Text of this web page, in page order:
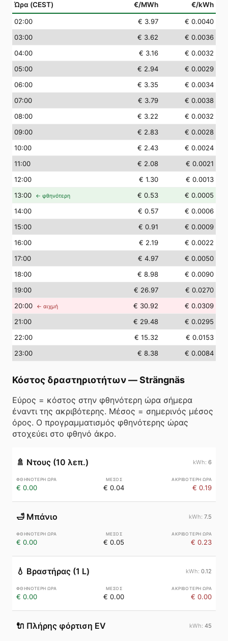
Ώρα (CEST) €/MWh €/kWh
02:00 € 3.97
€ 0.0040
03:00 € 3.62
€ 0.0036
04:00 € 3.16
€ 0.0032
05:00 € 2.94
€ 0.0029
06:00 € 3.35
€ 0.0034
07:00 € 3.79
€ 0.0038
08:00 € 3.22
€ 0.0032
09:00 € 2.83
€ 0.0028
10:00 € 2.43
€ 0.0024
11:00 € 2.08
€ 0.0021
12:00 € 1.30
€ 0.0013
13:00 ← φθηνότερη € 0.53
€ 0.0005
14:00 € 0.57
€ 0.0006
15:00 € 0.91
€ 0.0009
16:00 € 2.19
€ 0.0022
17:00 € 4.97
€ 0.0050
18:00 € 8.98
€ 0.0090
19:00 € 26.97
€ 0.0270
20:00 ← αιχμή € 30.92
€ 0.0309
21:00 € 29.48
€ 0.0295
22:00 € 15.32
€ 0.0153
23:00 € 8.38 € 0.0084
Κόστος δραστηριοτήτων—Strängnäs
Εύρος = κόστος στην φθηνότερη ώρα σήμερα
έναντι της ακριβότερης. Μέσος = σημερινός μέσος
όρος. Ο προγραμματισμός φθηνότερης ώρας
στοχεύει στο φθηνό άκρο.
🚿 Ντους (10 λεπ.) 6
€ 0.00 € 0.04 € 0.19
🛁 Μπάνιο 7.5
€ 0.00 € 0.05 € 0.23
💧 Βραστήρας (1 L) 0.12
€ 0.00 € 0.00 € 0.00
🔌 Πλήρης φόρτιση EV 45